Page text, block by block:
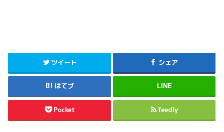
ツイート シェア
はてブ LINE
Pocket feedly